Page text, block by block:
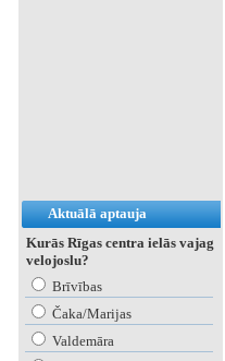
Aktuālā aptauja
Kurās Rīgas centra ielās vajag
velojoslu?
Brīvības
Čaka/Marijas
Valdemāra